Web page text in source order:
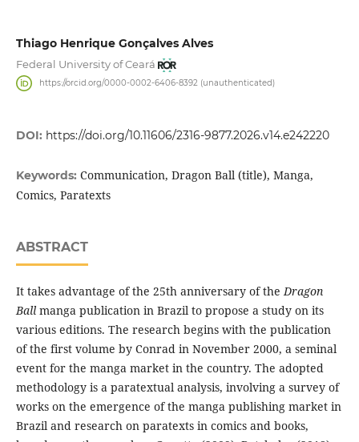
Thiago Henrique Gonçalves Alves
Federal University of Ceará
https://orcid.org/0000-0002-6406-8392 (unauthenticated)
DOI: https://doi.org/10.11606/2316-9877.2026.v14.e242220
Keywords: Communication, Dragon Ball (title), Manga,
Comics, Paratexts
ABSTRACT
It takes advantage of the 25th anniversary of the Dragon
Ballmanga publication in Brazil to propose a study on its
various editions. The research begins with the publication
of the first volume by Conrad in November 2000, a seminal
event for the manga market in the country. The adopted
methodology is a paratextual analysis, involving a survey of
works on the emergence of the manga publishing market in
Brazil and research on paratexts in comics and books,